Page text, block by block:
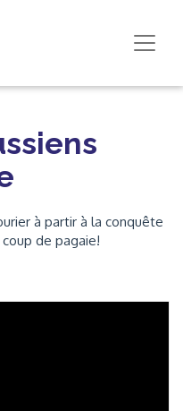
à partir à la conquête
de pagaie!